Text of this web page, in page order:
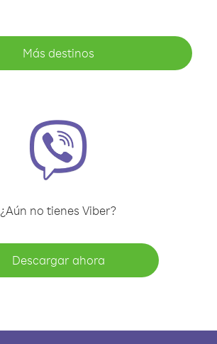
Más destinos
¿Aún no tienes Viber?
Descargar ahora